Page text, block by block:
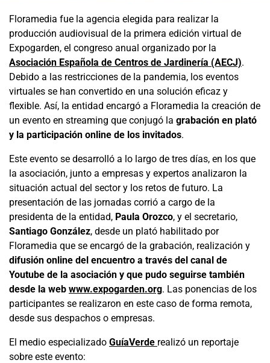
Floramedia fue la agencia elegida para realizar la
producción audiovisual de la primera edición virtual de
Expogarden, el congreso anual organizado por la
Asociación Española de Centros de Jardinería (AECJ).
Debido a las restricciones de la pandemia, los eventos
virtuales se han convertido en una solución eficaz y
flexible. Así, la entidad encargó a Floramedia la creación de
un evento en streaming que conjugó la grabación en plató
y la participación online de los invitados.
Este evento se desarrolló a lo largo de tres días, en los que
la asociación, junto a empresas y expertos analizaron la
situación actual del sector y los retos de futuro. La
presentación de las jornadas corrió a cargo de la
presidenta de la entidad, Paula Orozco, y el secretario,
Santiago González, desde un plató habilitado por
Floramedia que se encargó de la grabación, realización y
difusión online del encuentro a través del canal de
Youtube de la asociación y que pudo seguirse también
desde la web www.expogarden.org. Las ponencias de los
participantes se realizaron en este caso de forma remota,
desde sus despachos o empresas.
El medio especializado GuíaVerde realizó un reportaje
sobre este evento: